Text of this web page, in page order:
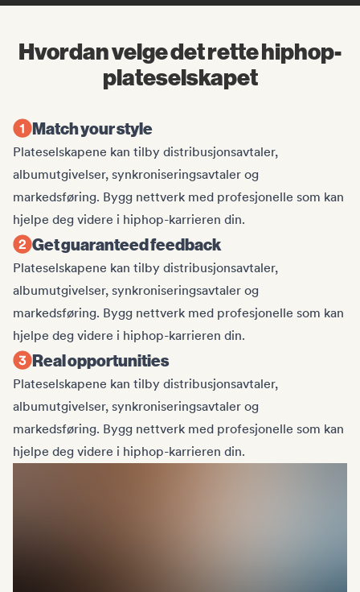
Hvordan velge det rette hiphop-
plateselskapet
Match your style
Plateselskapene kan tilby distribusjonsavtaler,
albumutgivelser, synkroniseringsavtaler og
markedsføring. Bygg nettverk med profesjonelle som kan
hjelpe deg videre i hiphop-karrieren din.
Get guaranteed feedback
Plateselskapene kan tilby distribusjonsavtaler,
albumutgivelser, synkroniseringsavtaler og
markedsføring. Bygg nettverk med profesjonelle som kan
hjelpe deg videre i hiphop-karrieren din.
Real opportunities
Plateselskapene kan tilby distribusjonsavtaler,
albumutgivelser, synkroniseringsavtaler og
markedsføring. Bygg nettverk med profesjonelle som kan
hjelpe deg videre i hiphop-karrieren din.